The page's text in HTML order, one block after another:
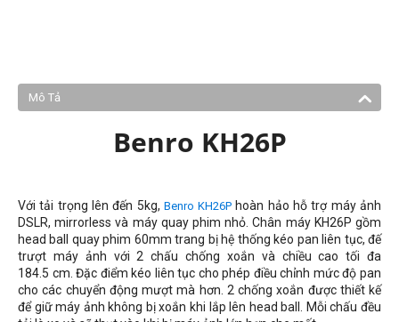
Mô Tả
Benro KH26P
Với tải trọng lên đến 5kg, Benro KH26P hoàn hảo hỗ trợ máy ảnh
DSLR, mirrorless và máy quay phim nhỏ. Chân máy KH26P gồm
head ball quay phim 60mm trang bị hệ thống kéo pan liên tục, đế
trượt máy ảnh với 2 chấu chống xoắn và chiều cao tối đa
184.5 cm . Đặc điểm kéo liên tục cho phép điều chỉnh mức độ pan
cho các chuyển động mượt mà hơn. 2 chống xoắn được thiết kế
để giữ máy ảnh không bị xoắn khi lắp lên head ball. Mỗi chấu đều